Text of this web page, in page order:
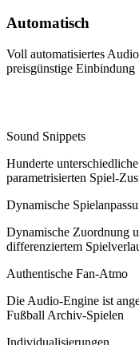
Automatisch
Voll automatisiertes
preisgünstige Einbindung
Sound Snippets
Hunderte
parametrisierten Spiel-
Dynamische
Dynamische Zuordnung
differenziertem
Authentische Fan-Atmo
Die Audio-Engine ist
Fußball Archiv-Spielen
Individualisierungen